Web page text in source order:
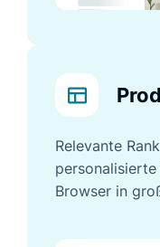
Relevante
Browser in